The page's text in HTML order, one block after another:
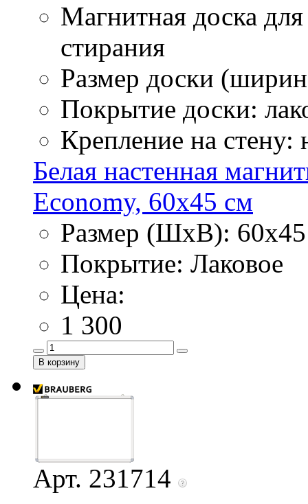
Магнитная доска
стирания
Размер доски
Покрытие доски:
Крепление на стену:
Белая настенная
Economy, 60х45 см
Размер (ШхВ):
Покрытие: Лаковое
Цена:
1 300
Арт. 231714